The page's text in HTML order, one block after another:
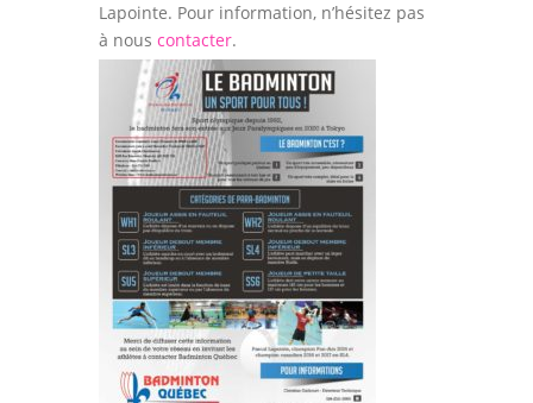
Lapointe. Pour information, n’hésitez pas
à nous contacter.